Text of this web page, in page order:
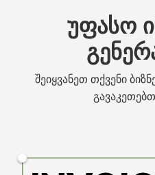
უფასო
შეიყვანეთ თქვენი